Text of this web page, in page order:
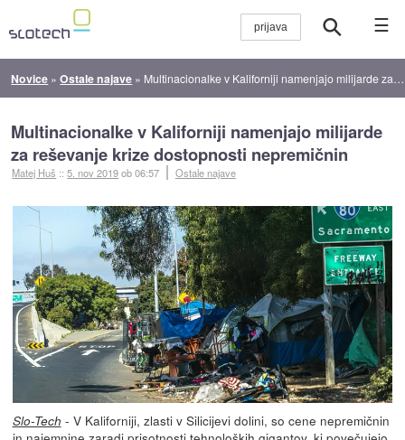
☰
Novice »Ostale najave » Multinacionalke v Kaliforniji namenjajo milijarde za reševanje krize dostopnosti nepremičnin
Multinacionalke v Kaliforniji namenjajo milijarde
za reševanje krize dostopnosti nepremičnin
Matej Huš ::5. nov 2019ob 06:57 Ostale najave
Slo-Tech - V Kaliforniji, zlasti v Silicijevi dolini, so cene nepremičnin